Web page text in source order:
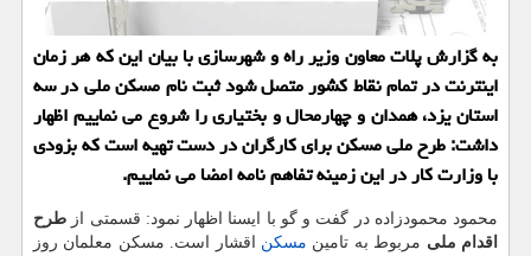
به گزارش پلات معاون وزیر راه و شهرسازی با بیان این كه هر زمان
اینترنت در تمام نقاط كشور متصل شود ثبت نام مسكن ملی در سه
استان یزد، همدان و چهارمحال و بختیاری را شروع می نماییم اظهار
داشت: طرح ملی مسكن برای كارگران در دست تهیه است كه بزودی
با وزارت كار در این زمینه تفاهم نامه امضا می نماییم.
محمود محمودزاده در گفت و گو با ایسنا اظهار نمود: قسمتی از طرح
اقدام ملی مربوط به تامین مسكن اقشار است. مسكن معلمان روز